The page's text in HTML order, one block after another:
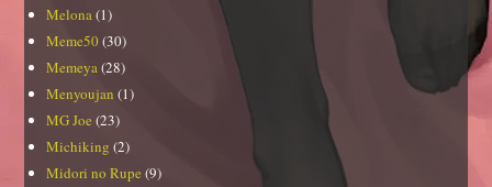
Melona (1)
Meme50 (30)
Memeya (28)
Menyoujan (1)
MG Joe (23)
Michiking (2)
Midori no Rupe (9)